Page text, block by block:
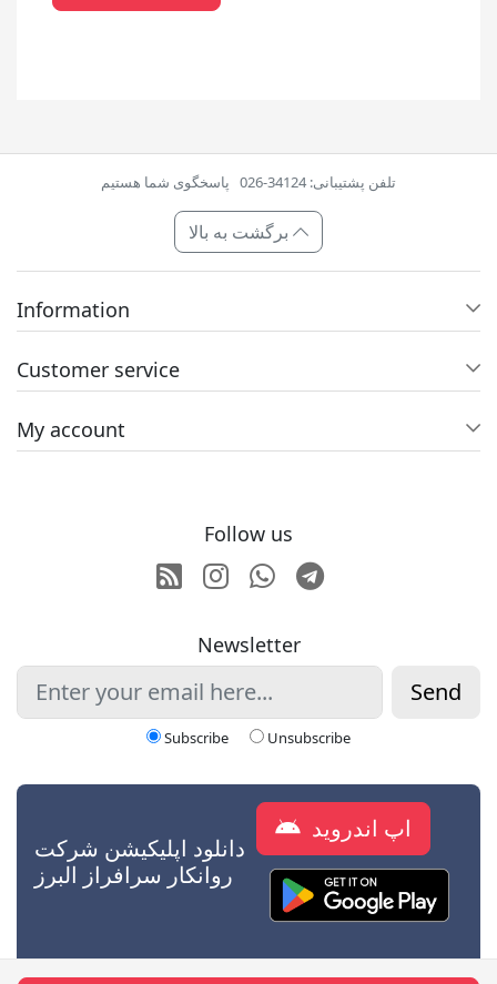
تلفن پشتیبانی: 34124-026 پاسخگوی شما هستیم
Information
Customer service
My account
Follow us
RSSInstagram
Whatsapp
Telegram
Newsletter
Send
Subscribe Unsubscribe
دانلود اپلیکیشن شرکت
روانکار سرافراز البرز
اپ اندروید